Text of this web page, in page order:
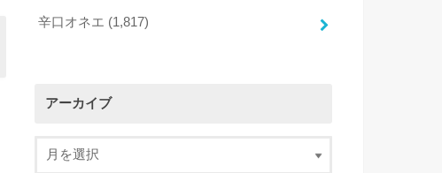
辛口オネエ (1,817)
アーカイブ